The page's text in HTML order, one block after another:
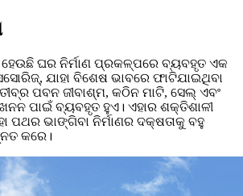
ଘର ନିର୍ମାଣ ପ୍ରକଳ୍ପରେ ବ୍ୟବହୃତ ଏକ
ଯାହା ବିଶେଷ ଭାବରେ ଫାଟିଯାଇଥିବା
ପବନ ଜୀବାଶ୍ମ, କଠିନ ମାଟି, ସେଲ୍ ଏବଂ
ପାଇଁ ବ୍ୟବହୃତ ହୁଏ। ଏହାର ଶକ୍ତିଶାଳୀ
ପଥର ଭାଙ୍ଗିବା ନିର୍ମାଣର ଦକ୍ଷତାକୁ ବହୁ
କରେ।